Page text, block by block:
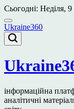
Перейти
до
вмісту
Сьогодні: Неділя,
Ukraine360
інформаційна
аналітичні